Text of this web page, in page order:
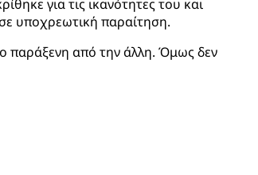
για τις ικανότητες του και
υποχρεωτική παραίτηση.
παράξενη από την άλλη. Όμως δεν